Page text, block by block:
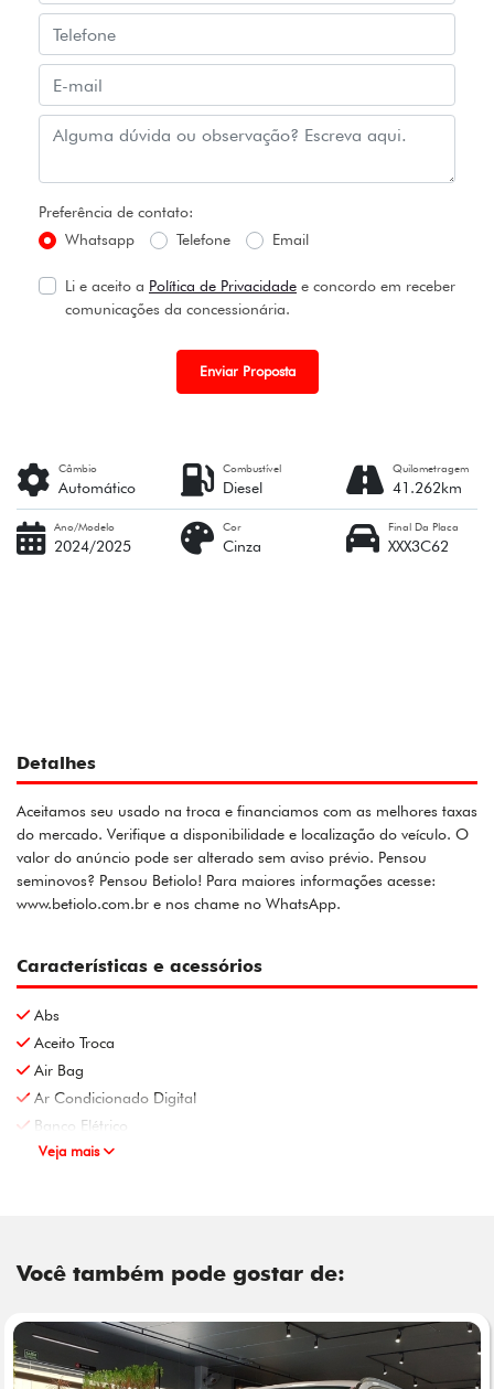
Preferência de contato:
Whatsapp
Telefone Email
Li e aceito a Política de Privacidade e concordo em receber
comunicações da concessionária.
Enviar Proposta
Câmbio
Automático
Combustível
Diesel
Quilometragem
41.262km
Ano/Modelo
2024/2025
Cor
Cinza
Final Da Placa
XXX3C62
Detalhes
Aceitamos seu usado na troca e financiamos com as melhores taxas
do mercado. Verifique a disponibilidade e localização do veículo. O
valor do anúncio pode ser alterado sem aviso prévio. Pensou
seminovos? Pensou Betiolo! Para maiores informações acesse:
www.betiolo.com.br e nos chame no WhatsApp.
Características e acessórios
Abs
Aceito Troca
Air Bag
Ar Condicionado Digital
Banco Elétrico
Veja mais
Você também pode gostar de: